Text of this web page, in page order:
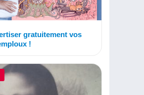
gratuitement vos
!